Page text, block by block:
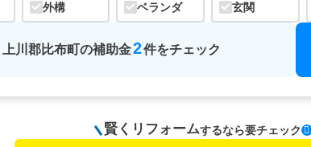
外構 ベランダ 玄関
上川郡比布町の補助金2件をチェック
賢くリフォームするなら要チェック